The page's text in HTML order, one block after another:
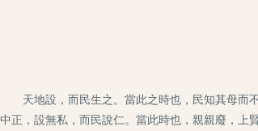
天地設，而民生之。當此之時也，民知其母而不
中正，設無私，而民說仁。當此時也，親親廢，上